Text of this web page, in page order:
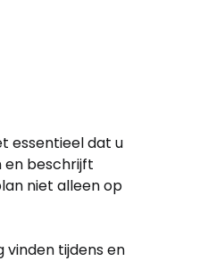
essentieel dat u
en beschrijft
niet alleen op
tijdens en